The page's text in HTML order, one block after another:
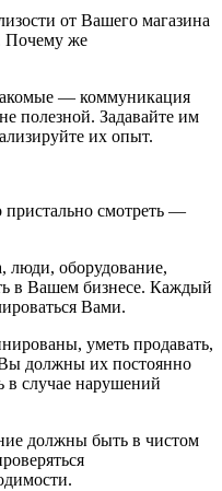
от Вашего магазина
Почему же
— коммуникация
полезной. Задавайте им
их опыт.
смотреть —
люди, оборудование,
в Вашем бизнесе. Каждый
Вами.
уметь продавать,
должны их постоянно
в случае нарушений
должны быть в чистом